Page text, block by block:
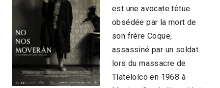
est une avocate têtue
obsédée par la mort de
son frère Coque,
assassiné par un soldat
lors du massacre de
Tlatelolco en 1968 à